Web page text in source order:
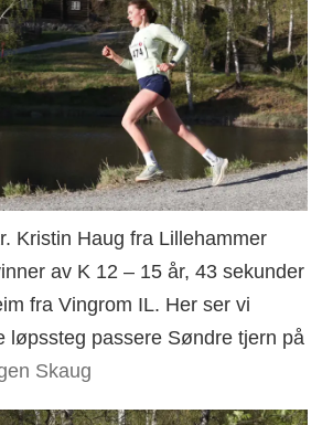
Kristin Haug fra Lillehammer
av K 12 – 15 år, 43 sekunder
fra Vingrom IL. Her ser vi
løpssteg passere Søndre tjern på
Skaug